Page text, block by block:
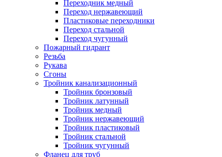
Переходник медный
Переход нержавеющий
Пластиковые переходники
Переход стальной
Переход чугунный
Пожарный гидрант
Резьба
Рукава
Сгоны
Тройник канализационный
Тройник бронзовый
Тройник латунный
Тройник медный
Тройник нержавеющий
Тройник пластиковый
Тройник стальной
Тройник чугунный
Фланец для труб